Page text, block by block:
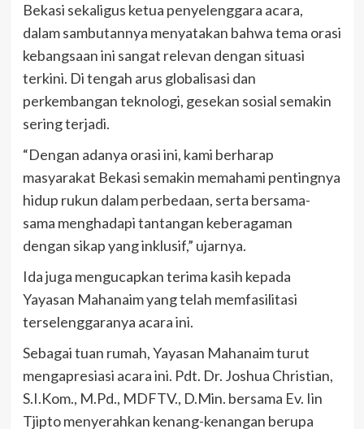
Bekasi sekaligus ketua penyelenggara acara,
dalam sambutannya menyatakan bahwa tema orasi
kebangsaan ini sangat relevan dengan situasi
terkini. Di tengah arus globalisasi dan
perkembangan teknologi, gesekan sosial semakin
sering terjadi.
“Dengan adanya orasi ini, kami berharap
masyarakat Bekasi semakin memahami pentingnya
hidup rukun dalam perbedaan, serta bersama-
sama menghadapi tantangan keberagaman
dengan sikap yang inklusif,” ujarnya.
Ida juga mengucapkan terima kasih kepada
Yayasan Mahanaim yang telah memfasilitasi
terselenggaranya acara ini.
Sebagai tuan rumah, Yayasan Mahanaim turut
mengapresiasi acara ini. Pdt. Dr. Joshua Christian,
S.I.Kom., M.Pd., MDFTV., D.Min. bersama Ev. Iin
Tjipto menyerahkan kenang-kenangan berupa